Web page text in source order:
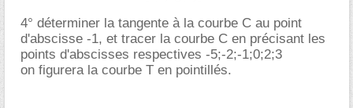
4° déterminer la tangente à la courbe C au point
d'abscisse -1, et tracer la courbe C en précisant les
points d'abscisses respectives -5;-2;-1;0;2;3
on figurera la courbe T en pointillés.